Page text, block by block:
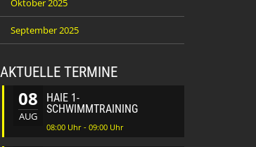
September 2025
AKTUELLE TERMINE
08
AUG
HAIE 1-
SCHWIMMTRAINING
08:00 Uhr - 09:00 Uhr